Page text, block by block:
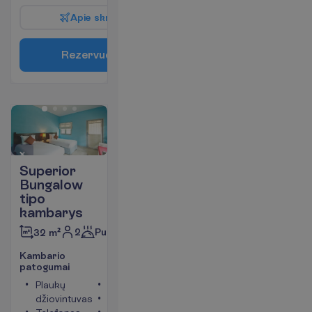
Apie skr
Rezervuo
Superior
Bungalow
tipo
kambarys
32 m² 2 Pusryčiai
Kambario
patogumai
Plaukų
džiovintuvas